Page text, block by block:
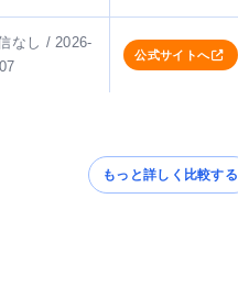
なし / 2026-
公式サイトへ
もっと詳しく比較する